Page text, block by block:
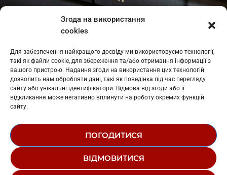
Згода на використання
cookies
Для забезпечення найкращого досвіду ми використовуємо технології,
такі як файли cookie, для збереження та/або отримання інформації з
вашого пристрою. Надання згоди на використання цих технологій
дозволить нам обробляти дані, такі як поведінка під час перегляду
сайту або унікальні ідентифікатори. Відмова від згоди або її
відкликання може негативно вплинути на роботу окремих функцій
сайту.
ПОГОДИТИСЯ
ВІДМОВИТИСЯ
: L11-01410
: L11-01801
Косів: L11-01805
Гарасимів: L11-02274
© 1995-2026 РК «ЗАХІДНИЙ ПОЛЮС»
РЕДАКЦІЙНИЙ СТАТУТ